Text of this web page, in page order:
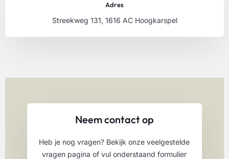
Adres
Streekweg 131, 1616 AC Hoogkarspel
Neem contact op
Heb je nog vragen? Bekijk onze veelgestelde
vragen pagina of vul onderstaand formulier